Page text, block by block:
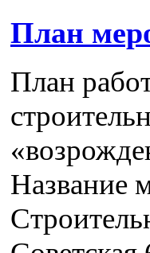
План
План
Название